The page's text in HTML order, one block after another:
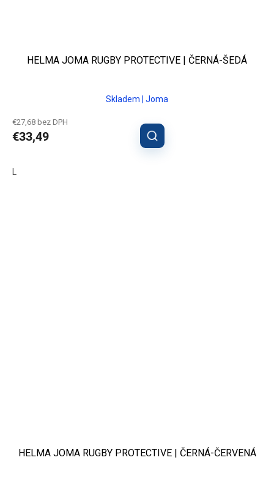
HELMA JOMA RUGBY PROTECTIVE | ČERNÁ-ŠEDÁ
Skladem | Joma
€27,68 bez DPH
€33,49
HELMA JOMA RUGBY PROTECTIVE | ČERNÁ-ČERVENÁ